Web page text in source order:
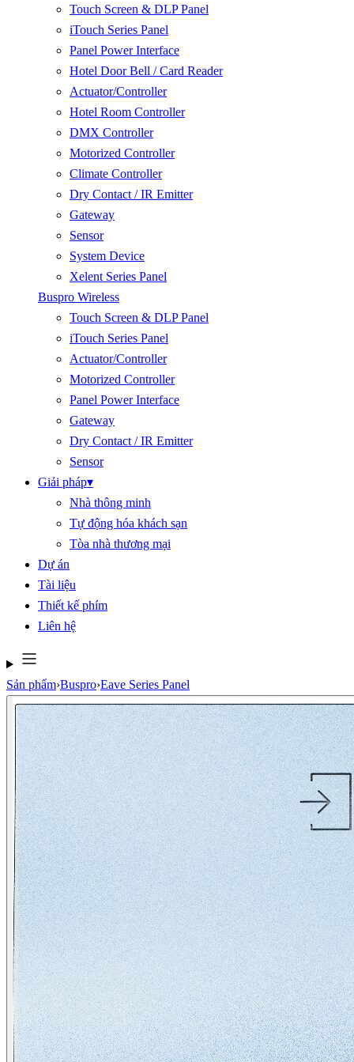
Touch Screen & DLP Panel
iTouch Series Panel
Panel Power Interface
Hotel Door Bell / Card Reader
Actuator/Controller
Hotel Room Controller
DMX Controller
Motorized Controller
Climate Controller
Dry Contact / IR Emitter
Gateway
Sensor
System Device
Xelent Series Panel
Buspro Wireless
Touch Screen & DLP Panel
iTouch Series Panel
Actuator/Controller
Motorized Controller
Panel Power Interface
Gateway
Dry Contact / IR Emitter
Sensor
Giải pháp▾
Nhà thông minh
Tự động hóa khách sạn
Tòa nhà thương mại
Dự án
Tài liệu
Thiết kế phím
Liên hệ
Sản phẩm›Buspro›Eave Series Panel